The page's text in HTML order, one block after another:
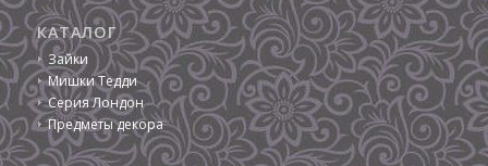
КАТАЛОГ
Зайки
Мишки Тедди
Серия Лондон
Предметы декора